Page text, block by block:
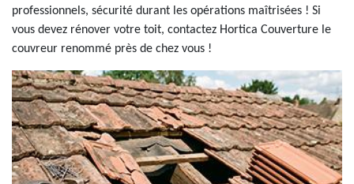
professionnels, sécurité durant les opérations maîtrisées ! Si
vous devez rénover votre toit, contactez Hortica Couverture le
couvreur renommé près de chez vous !